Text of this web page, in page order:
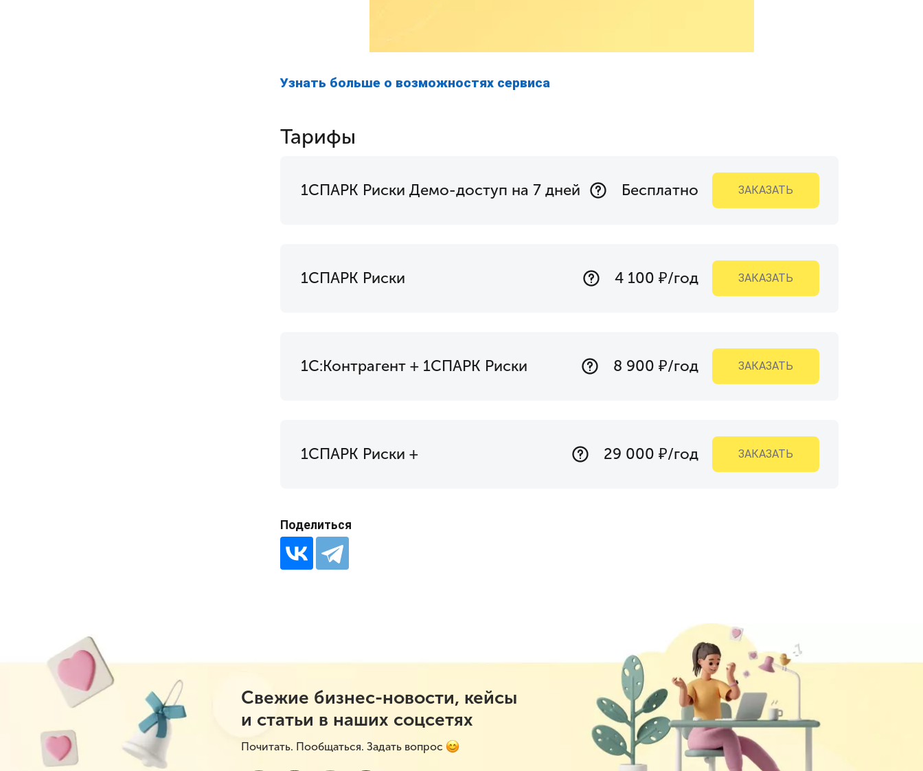
Узнать больше о возможностях сервиса
Тарифы
1СПАРК Риски Демо-доступ на 7 дней Бесплатно ЗАКАЗАТЬ
1СПАРК Риски 4 100 ₽/год ЗАКАЗАТЬ
1С:Контрагент + 1СПАРК Риски 8 900 ₽/год ЗАКАЗАТЬ
1СПАРК Риски + 29 000 ₽/год ЗАКАЗАТЬ
Поделиться
Свежие бизнес-новости, кейсы
и статьи в наших соцсетях
Почитать. Пообщаться. Задать вопрос